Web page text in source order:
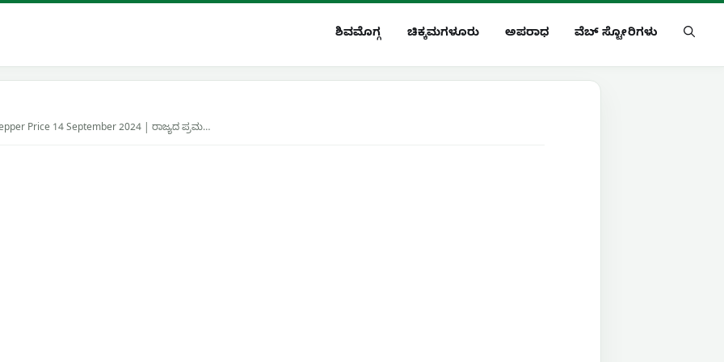
ಶಿವಮೊಗ್ಗ ಚಿಕ್ಕಮಗಳೂರು ಅಪರಾಧ ವೆಬ್ ಸ್ಟೋರಿಗಳು
Price 14 September 2024 | ರಾಜ್ಯದ ಪ್ರಮ…